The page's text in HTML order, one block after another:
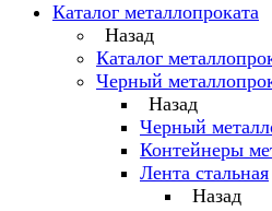
Каталог металлопроката
Назад
Каталог
Черный
Назад
Черный
Контейнеры
Лента стальная
Назад